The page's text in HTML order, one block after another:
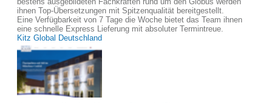
ihnen Top-Übersetzungen mit Spitzenqualität bereitgestellt.
Eine Verfügbarkeit von 7 Tage die Woche bietet das Team ihnen
eine schnelle Express Lieferung mit absoluter Termintreue.
Kitz Global Deutschland